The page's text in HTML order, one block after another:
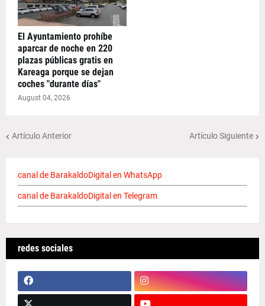
El Ayuntamiento prohíbe
aparcar de noche en 220
plazas públicas gratis en
Kareaga porque se dejan
coches "durante días"
August 04, 2026
Artículo Anterior Artículo Siguiente
canal de BarakaldoDigital en WhatsApp
canal de BarakaldoDigital en Telegram
redes sociales